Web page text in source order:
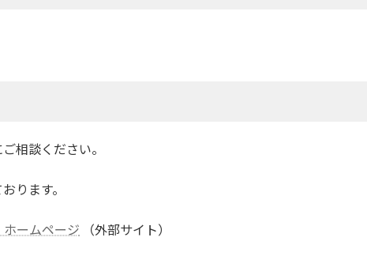
相談ください。
ります。
ームページ （外部サイト）